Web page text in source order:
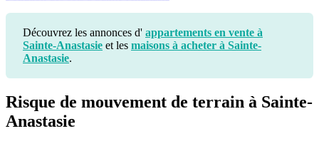
Découvrez les annonces d' appartements en vente à
Sainte-Anastasie et les maisons à acheter à Sainte-
Anastasie.
Risque de mouvement de terrain à Sainte-
Anastasie